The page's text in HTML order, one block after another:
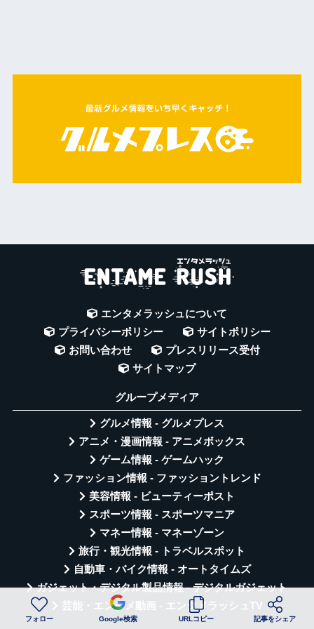
エンタメラッシュについて
プライバシーポリシー
サイトポリシー
お問い合わせ
プレスリリース受付
サイトマップ
グループメディア
グルメ情報 - グルメプレス
アニメ・漫画情報 - アニメボックス
ゲーム情報 - ゲームハック
ファッション情報 - ファッショントレンド
美容情報 - ビューティーポスト
スポーツ情報 - スポーツマニア
マネー情報 - マネーゾーン
旅行・観光情報 - トラベルスポット
自動車・バイク情報 - オートタイムズ
ガジェット・デジタル製品情報 - デジタルガジェット
芸能・エンタメ動画 - エンタメラッシュTV
フォロー Google検索 URLコピー 記事をシェア